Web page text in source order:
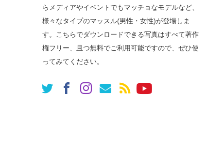
らメディアやイベントでもマッチョなモデルなど、
様々なタイプのマッスル(男性・女性)が登場しま
す。こちらでダウンロードできる写真はすべて著作
権フリー、且つ無料でご利用可能ですので、ぜひ使
ってみてください。